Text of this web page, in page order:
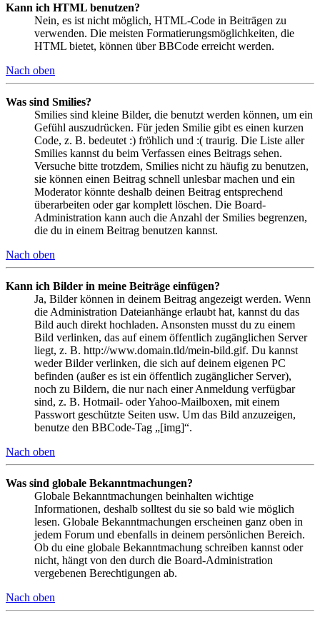
Kann ich HTML benutzen?
Nein, es ist nicht möglich, HTML-Code in Beiträgen zu
verwenden. Die meisten Formatierungsmöglichkeiten, die
HTML bietet, können über BBCode erreicht werden.
Nach oben
Was sind Smilies?
Smilies sind kleine Bilder, die benutzt werden können, um ein
Gefühl auszudrücken. Für jeden Smilie gibt es einen kurzen
Code, z. B. bedeutet :) fröhlich und :( traurig. Die Liste aller
Smilies kannst du beim Verfassen eines Beitrags sehen.
Versuche bitte trotzdem, Smilies nicht zu häufig zu benutzen,
sie können einen Beitrag schnell unlesbar machen und ein
Moderator könnte deshalb deinen Beitrag entsprechend
überarbeiten oder gar komplett löschen. Die Board-
Administration kann auch die Anzahl der Smilies begrenzen,
die du in einem Beitrag benutzen kannst.
Nach oben
Kann ich Bilder in meine Beiträge einfügen?
Ja, Bilder können in deinem Beitrag angezeigt werden. Wenn
die Administration Dateianhänge erlaubt hat, kannst du das
Bild auch direkt hochladen. Ansonsten musst du zu einem
Bild verlinken, das auf einem öffentlich zugänglichen Server
liegt, z. B. http://www.domain.tld/mein-bild.gif. Du kannst
weder Bilder verlinken, die sich auf deinem eigenen PC
befinden (außer es ist ein öffentlich zugänglicher Server),
noch zu Bildern, die nur nach einer Anmeldung verfügbar
sind, z. B. Hotmail- oder Yahoo-Mailboxen, mit einem
Passwort geschützte Seiten usw. Um das Bild anzuzeigen,
benutze den BBCode-Tag „[img]“.
Nach oben
Was sind globale Bekanntmachungen?
Globale Bekanntmachungen beinhalten wichtige
Informationen, deshalb solltest du sie so bald wie möglich
lesen. Globale Bekanntmachungen erscheinen ganz oben in
jedem Forum und ebenfalls in deinem persönlichen Bereich.
Ob du eine globale Bekanntmachung schreiben kannst oder
nicht, hängt von den durch die Board-Administration
vergebenen Berechtigungen ab.
Nach oben